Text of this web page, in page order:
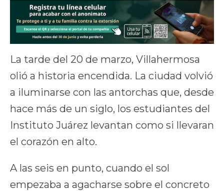
La tarde del 20 de marzo, Villahermosa
olió a historia encendida. La ciudad volvió
a iluminarse con las antorchas que, desde
hace más de un siglo, los estudiantes del
Instituto Juárez levantan como si llevaran
el corazón en alto.
A las seis en punto, cuando el sol
empezaba a agacharse sobre el concreto